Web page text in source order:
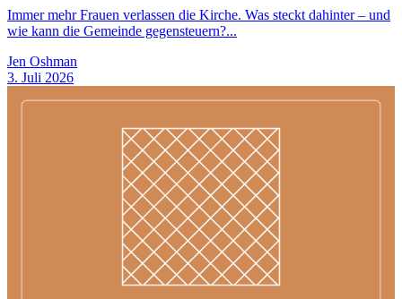
Immer mehr Frauen verlassen die Kirche. Was steckt dahinter – und
wie kann die Gemeinde gegensteuern?...
Jen Oshman
3. Juli 2026